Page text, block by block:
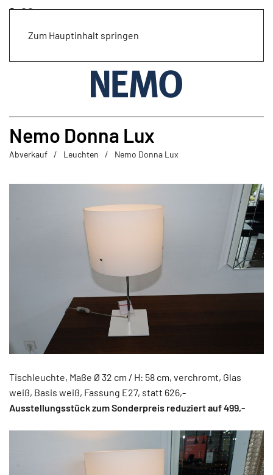
Zum Hauptinhalt springen
Nemo Donna Lux
Abverkauf Leuchten Nemo Donna Lux
Tischleuchte, Maße Ø 32 cm / H: 58 cm, verchromt, Glas
weiß, Basis weiß, Fassung E27, statt 626,-
Ausstellungsstück zum Sonderpreis reduziert auf 499,-